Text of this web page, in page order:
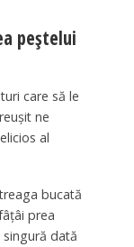
peștelui
care să le
ne
al
bucată
prea
dată